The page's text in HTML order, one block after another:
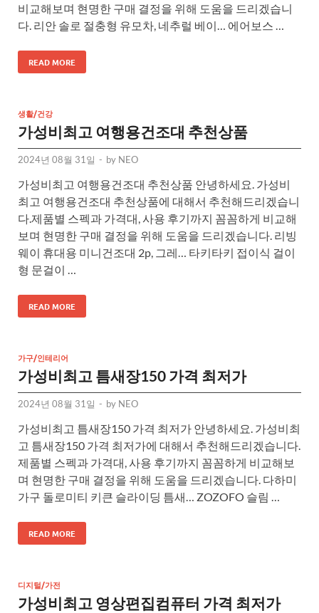
비교해보며 현명한 구매 결정을 위해 도움을 드리겠습니
다. 리안 솔로 절충형 유모차, 네추럴 베이… 에어보스 …
READ MORE
생활/건강
가성비최고 여행용건조대 추천상품
2024년 08월 31일 - by NEO
가성비최고 여행용건조대 추천상품 안녕하세요. 가성비
최고 여행용건조대 추천상품에 대해서 추천해드리겠습니
다.제품별 스펙과 가격대, 사용 후기까지 꼼꼼하게 비교해
보며 현명한 구매 결정을 위해 도움을 드리겠습니다. 리빙
웨이 휴대용 미니건조대 2p, 그레… 타키타키 접이식 걸이
형 문걸이 …
READ MORE
가구/인테리어
가성비최고 틈새장150 가격 최저가
2024년 08월 31일 - by NEO
가성비최고 틈새장150 가격 최저가 안녕하세요. 가성비최
고 틈새장150 가격 최저가에 대해서 추천해드리겠습니다.
제품별 스펙과 가격대, 사용 후기까지 꼼꼼하게 비교해보
며 현명한 구매 결정을 위해 도움을 드리겠습니다. 다하미
가구 돌로미티 키큰 슬라이딩 틈새… ZOZOFO 슬림 …
READ MORE
디지털/가전
가성비최고 영상편집컴퓨터 가격 최저가